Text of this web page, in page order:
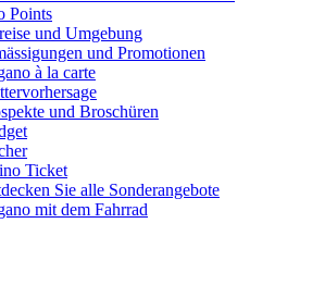
Points
und Umgebung
und Promotionen
à la carte
und Broschüren
Ticket
Sie alle Sonderangebote
mit dem Fahrrad